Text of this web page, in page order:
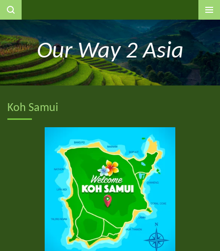
Ga
naar
de
hoofdinhoudOur Way 2 Asia
Koh Samui